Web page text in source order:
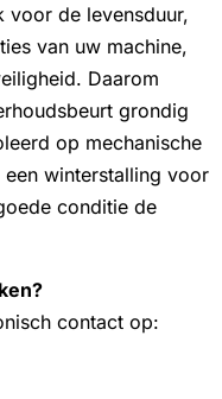
voor de levensduur,
van uw machine,
Daarom
grondig
op mechanische
een winterstalling voor
conditie de
contact op: